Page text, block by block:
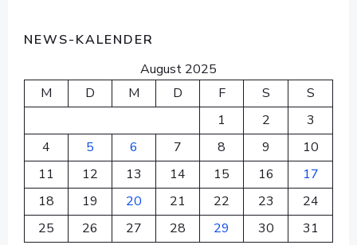
NEWS-KALENDER
August 2025
M
D M D F S
S
1
2
3
4
5 6 7 8 9
10
11
12 13 14 15 16
17
18
19 20 21 22 23
24
25
26 27 28 29 30
31